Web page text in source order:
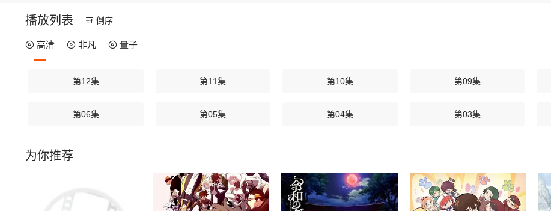
播放列表 倒序
高清 非凡 量子
第12集 第11集 第10集 第09集
第06集 第05集 第04集 第03集
为你推荐